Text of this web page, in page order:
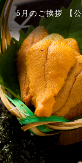
5月のご挨拶 【